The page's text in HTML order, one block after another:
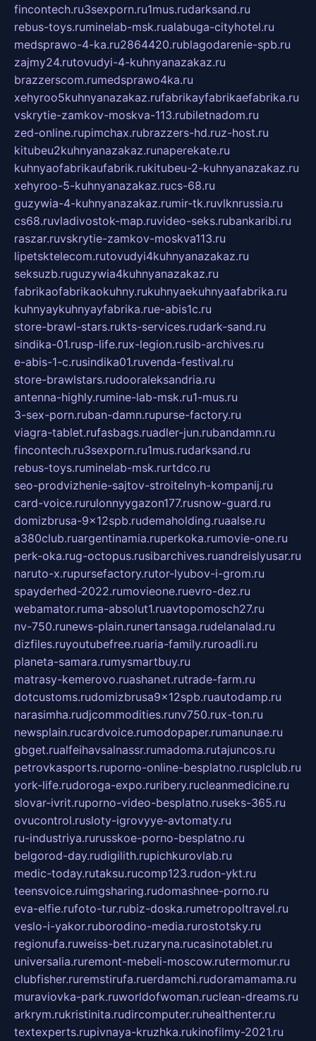
fincontech.ru3sexporn.ru1mus.rudarksand.ru
rebus-toys.ruminelab-msk.rualabuga-cityhotel.ru
medsprawo-4-ka.ru2864420.rublagodarenie-spb.ru
zajmy24.rutovudyi-4-kuhnyanazakaz.ru
brazzerscom.rumedsprawo4ka.ru
xehyroo5kuhnyanazakaz.rufabrikayfabrikaefabrika.ru
vskrytie-zamkov-moskva-113.rubiletnadom.ru
zed-online.rupimchax.rubrazzers-hd.ruz-host.ru
kitubeu2kuhnyanazakaz.runaperekate.ru
kuhnyaofabrikaufabrik.rukitubeu-2-kuhnyanazakaz.ru
xehyroo-5-kuhnyanazakaz.rucs-68.ru
guzywia-4-kuhnyanazakaz.rumir-tk.ruvlknrussia.ru
cs68.ruvladivostok-map.ruvideo-seks.rubankaribi.ru
raszar.ruvskrytie-zamkov-moskva113.ru
lipetsktelecom.rutovudyi4kuhnyanazakaz.ru
seksuzb.ruguzywia4kuhnyanazakaz.ru
fabrikaofabrikaokuhny.rukuhnyaekuhnyaafabrika.ru
kuhnyaykuhnyayfabrika.rue-abis1c.ru
store-brawl-stars.rukts-services.rudark-sand.ru
sindika-01.rusp-life.rux-legion.rusib-archives.ru
e-abis-1-c.rusindika01.ruvenda-festival.ru
store-brawlstars.rudooraleksandria.ru
antenna-highly.rumine-lab-msk.ru1-mus.ru
3-sex-porn.ruban-damn.rupurse-factory.ru
viagra-tablet.rufasbags.ruadler-jun.rubandamn.ru
fincontech.ru3sexporn.ru1mus.rudarksand.ru
rebus-toys.ruminelab-msk.rurtdco.ru
seo-prodvizhenie-sajtov-stroitelnyh-kompanij.ru
card-voice.rurulonnyygazon177.rusnow-guard.ru
domizbrusa-9x12spb.rudemaholding.ruaalse.ru
a380club.ruargentinamia.ruperkoka.rumovie-one.ru
perk-oka.rug-octopus.rusibarchives.ruandreislyusar.ru
naruto-x.rupursefactory.rutor-lyubov-i-grom.ru
spayderhed-2022.rumovieone.ruevro-dez.ru
webamator.ruma-absolut1.ruavtopomosch27.ru
nv-750.runews-plain.runertansaga.rudelanalad.ru
dizfiles.ruyoutubefree.ruaria-family.ruroadli.ru
planeta-samara.rumysmartbuy.ru
matrasy-kemerovo.ruashanet.rutrade-farm.ru
dotcustoms.rudomizbrusa9x12spb.ruautodamp.ru
narasimha.rudjcommodities.runv750.rux-ton.ru
newsplain.rucardvoice.rumodopaper.rumanunae.ru
gbget.rualfeihavsalnassr.rumadoma.rutajuncos.ru
petrovkasports.ruporno-online-besplatno.rusplclub.ru
york-life.rudoroga-expo.ruribery.rucleanmedicine.ru
slovar-ivrit.ruporno-video-besplatno.ruseks-365.ru
ovucontrol.rusloty-igrovyye-avtomaty.ru
ru-industriya.rurusskoe-porno-besplatno.ru
belgorod-day.rudigilith.rupichkurovlab.ru
medic-today.rutaksu.rucomp123.rudon-ykt.ru
teensvoice.ruimgsharing.rudomashnee-porno.ru
eva-elfie.rufoto-tur.rubiz-doska.rumetropoltravel.ru
veslo-i-yakor.ruborodino-media.rurostotsky.ru
regionufa.ruweiss-bet.ruzaryna.rucasinotablet.ru
universalia.ruremont-mebeli-moscow.rutermomur.ru
clubfisher.ruremstirufa.ruerdamchi.rudoramamama.ru
muraviovka-park.ruworldofwoman.ruclean-dreams.ru
arkrym.rukristinita.rudircomputer.ruhealthenter.ru
textexperts.rupivnaya-kruzhka.rukinofilmy-2021.ru